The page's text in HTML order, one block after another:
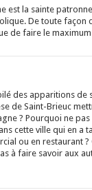
est la sainte
De toute façon
de faire le
des apparitions de
de Saint-Brieuc
? Pourquoi ne
cette ville qui en a
ou en restaurant
à faire savoir aux